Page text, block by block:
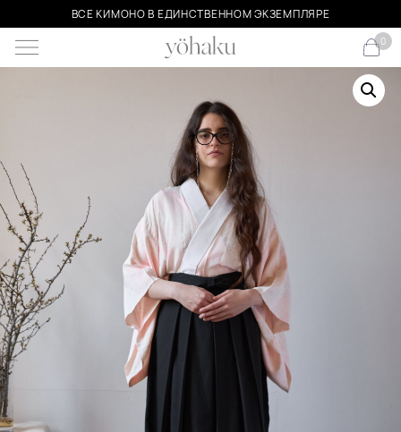
ВСЕ КИМОНО В ЕДИНСТВЕННОМ ЭКЗЕМПЛЯРЕ
0